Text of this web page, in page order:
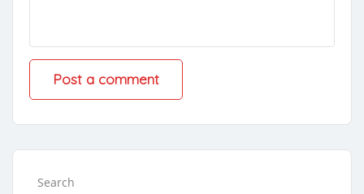
Search